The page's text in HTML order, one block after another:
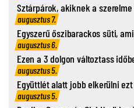
Sztárpárok, akiknek a
augusztus 7.
Egyszerű őszibarackos süti,
augusztus 6.
Ezen a 3 dolgon változtass
augusztus 5.
Együttlét alatt jobb elkerülni
augusztus 5.